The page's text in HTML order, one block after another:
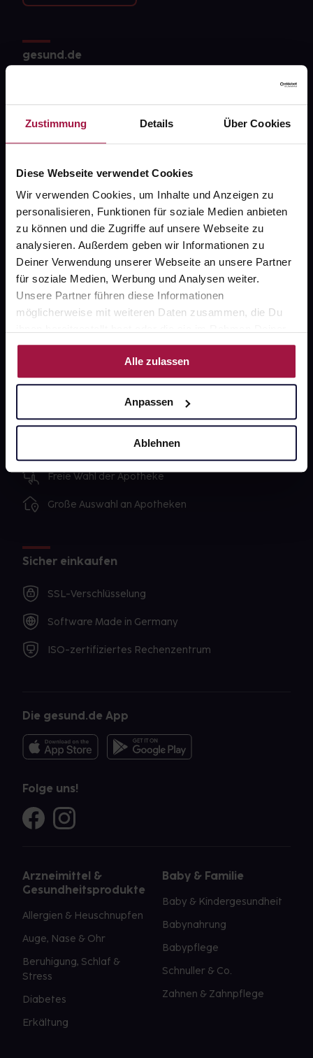
Zustimmung Details Über Cookies
Diese Webseite verwendet Cookies
Wir verwenden Cookies, um Inhalte und Anzeigen zu
personalisieren, Funktionen für soziale Medien anbieten
zu können und die Zugriffe auf unsere Webseite zu
analysieren. Außerdem geben wir Informationen zu
Deiner Verwendung unserer Webseite an unsere Partner
für soziale Medien, Werbung und Analysen weiter.
Unsere Partner führen diese Informationen
möglicherweise mit weiteren Daten zusammen, die Du
Nutzung der Dienste gesammelt haben.
Alle zulassen
Anpassen
Ablehnen
gesund.de
PAYBACK
gesund-versorger.de
Sanitätshäuser
Datenschutz
AGB
Impressum
Unsere Vorteile
Ausgewählte Wunschprodukte sofort abholbereit
selben Tag möglich
Freie Wahl der Apotheke
Große Auswahl an Apotheken
Sicher einkaufen
SSL-Verschlüsselung
Software Made in Germany
ISO-zertifiziertes Rechenzentrum
Die gesund.de App
Folge uns!
Arzneimittel &
Gesundheitsprodukte
Allergien & Heuschnupfen
Auge, Nase & Ohr
Beruhigung, Schlaf &
Stress
Diabetes
Erkältung
Baby & Familie
Baby & Kindergesundheit
Babynahrung
Babypflege
Schnuller & Co.
Zahnen & Zahnpflege